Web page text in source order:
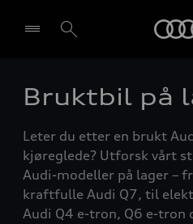
Velg forhandler
Bruktbil på
Leter du etter en brukt
kjøreglede? Utforsk vårt
Audi-modeller på lager –
kraftfulle Audi Q7, til
Audi Q4 e-tron, Q6 e-tron